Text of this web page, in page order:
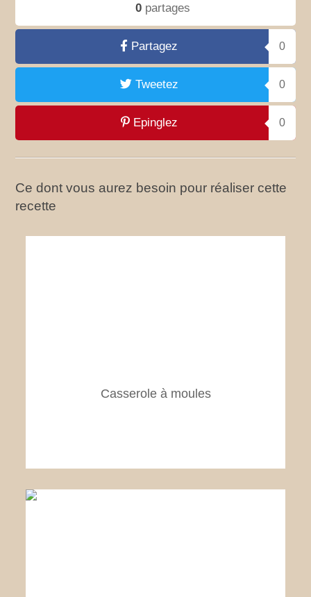
0partages
Partagez 0
Tweetez 0
Epinglez 0
Ce dont vous aurez besoin pour réaliser cette
recette
Casserole à moules